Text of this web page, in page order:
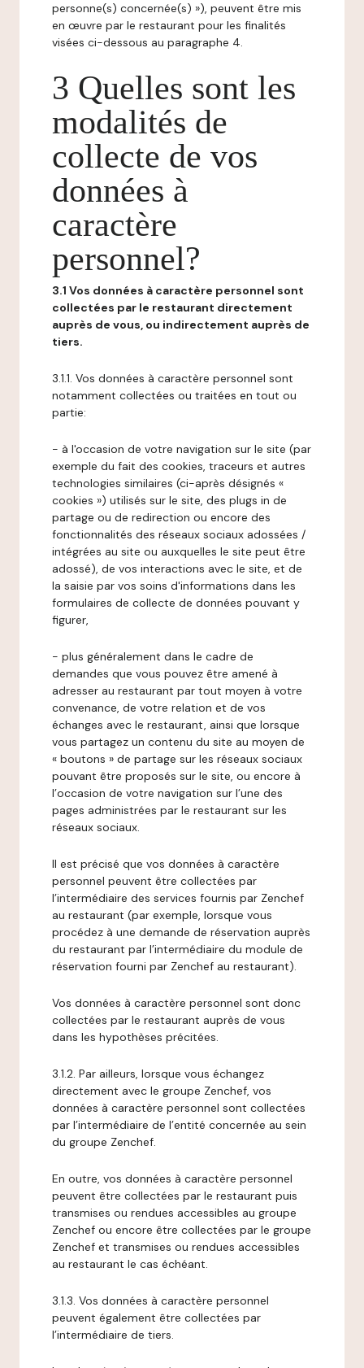
personne(s) concernée(s) »), peuvent être mis
en œuvre par le restaurant pour les finalités
visées ci-dessous au paragraphe 4.
3 Quelles sont les
modalités de
collecte de vos
données à
caractère
personnel?
3.1 Vos données à caractère personnel sont
collectées par le restaurant directement
auprès de vous, ou indirectement auprès de
tiers.
3.1.1. Vos données à caractère personnel sont
notamment collectées ou traitées en tout ou
partie:
- à l'occasion de votre navigation sur le site (par
exemple du fait des cookies, traceurs et autres
technologies similaires (ci-après désignés «
cookies ») utilisés sur le site, des plugs in de
partage ou de redirection ou encore des
fonctionnalités des réseaux sociaux adossées /
intégrées au site ou auxquelles le site peut être
adossé), de vos interactions avec le site, et de
la saisie par vos soins d'informations dans les
formulaires de collecte de données pouvant y
figurer,
- plus généralement dans le cadre de
demandes que vous pouvez être amené à
adresser au restaurant par tout moyen à votre
convenance, de votre relation et de vos
échanges avec le restaurant, ainsi que lorsque
vous partagez un contenu du site au moyen de
« boutons » de partage sur les réseaux sociaux
pouvant être proposés sur le site, ou encore à
l’occasion de votre navigation sur l’une des
pages administrées par le restaurant sur les
réseaux sociaux.
Il est précisé que vos données à caractère
personnel peuvent être collectées par
l’intermédiaire des services fournis par Zenchef
au restaurant (par exemple, lorsque vous
procédez à une demande de réservation auprès
du restaurant par l’intermédiaire du module de
réservation fourni par Zenchef au restaurant).
Vos données à caractère personnel sont donc
collectées par le restaurant auprès de vous
dans les hypothèses précitées.
3.1.2. Par ailleurs, lorsque vous échangez
directement avec le groupe Zenchef, vos
données à caractère personnel sont collectées
par l’intermédiaire de l’entité concernée au sein
du groupe Zenchef.
En outre, vos données à caractère personnel
peuvent être collectées par le restaurant puis
transmises ou rendues accessibles au groupe
Zenchef ou encore être collectées par le groupe
Zenchef et transmises ou rendues accessibles
au restaurant le cas échéant.
3.1.3. Vos données à caractère personnel
peuvent également être collectées par
l’intermédiaire de tiers.